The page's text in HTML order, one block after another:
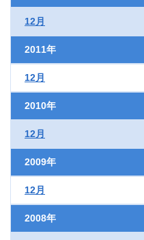
12月
2011年
12月
2010年
12月
2009年
12月
2008年